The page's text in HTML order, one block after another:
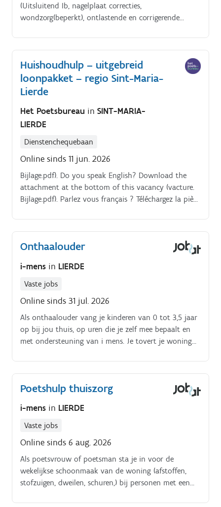
(Uitsluitend Ib, nagelplaat correcties,
wondzorg(beperkt), ontlastende en corrigerende
een anamnese uit en stelt een behandelplan op .
Huishoudhulp – uitgebreid
loonpakket – regio Sint-Maria-
Lierde
Het Poetsbureau in SINT-MARIA-
LIERDE
Dienstenchequebaan
Online sinds 11 jun. 2026
Bijlage.pdf). Do you speak English? Download the
attachment at the bottom of this vacancy (vacture.
Bijlage.pdf). Parlez vous français ? Téléchargez la pièce
Onthaalouder
i-mens in LIERDE
Vaste jobs
Online sinds 31 jul. 2026
Als onthaalouder vang je kinderen van 0 tot 3,5 jaar
op bij jou thuis, op uren die je zelf mee bepaalt en
met ondersteuning van i mens. Je tovert je woning
omgeving voor kinderen.
Poetshulp thuiszorg
i-mens in LIERDE
Vaste jobs
Online sinds 6 aug. 2026
Als poetsvrouw of poetsman sta je in voor de
wekelijkse schoonmaak van de woning (afstoffen,
stofzuigen, dweilen, schuren,) bij personen met een